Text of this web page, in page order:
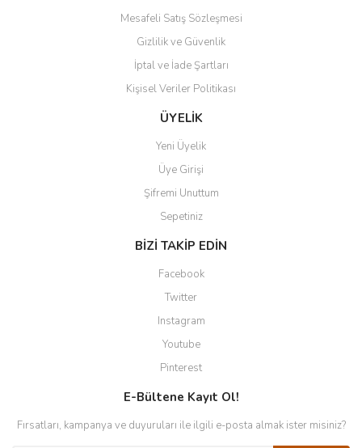
Mesafeli Satış Sözleşmesi
Gizlilik ve Güvenlik
İptal ve İade Şartları
Kişisel Veriler Politikası
ÜYELİK
Yeni Üyelik
Üye Girişi
Şifremi Unuttum
Sepetiniz
BİZİ TAKİP EDİN
Facebook
Twitter
Instagram
Youtube
Pinterest
E-Bültene Kayıt Ol!
Fırsatları, kampanya ve duyuruları ile ilgili e-posta almak ister misiniz?